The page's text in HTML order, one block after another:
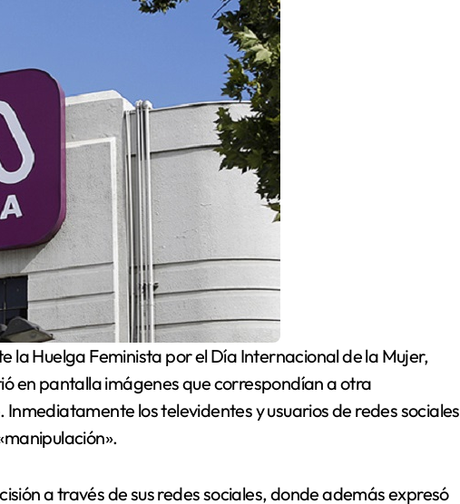
la Huelga Feminista por el Día Internacional de la Mujer,
en pantalla imágenes que correspondían a otra
los televidentes y usuarios de redes sociales
a través de sus redes sociales, donde además expresó